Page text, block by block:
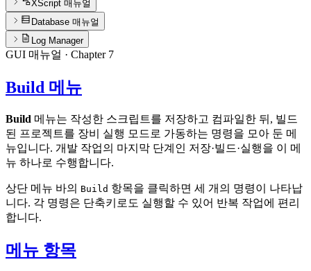
XScript 매뉴얼
Database 매뉴얼
Log Manager
GUI 매뉴얼 · Chapter 7
Build 메뉴
Build 메뉴는 작성한 스크립트를 저장하고 컴파일한 뒤, 빌드
된 프로젝트를 장비 실행 모드로 가동하는 명령을 모아 둔 메
뉴입니다. 개발 작업의 마지막 단계인 저장·빌드·실행을 이 메
뉴 하나로 수행합니다.
상단 메뉴 바의 Build 항목을 클릭하면 세 개의 명령이 나타납
니다. 각 명령은 단축키로도 실행할 수 있어 반복 작업에 편리
합니다.
메뉴 항목